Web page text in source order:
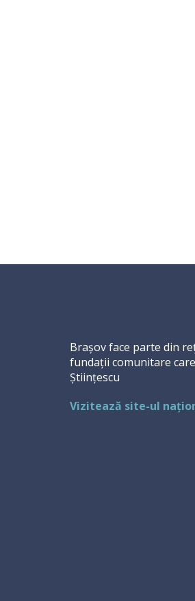
Brașov face parte din
fundații comunitare
Științescu
Vizitează site-ul